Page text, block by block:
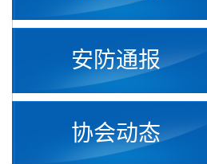
安防通报
协会动态